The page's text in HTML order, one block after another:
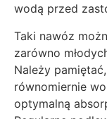
wodą przed
Taki nawóz
zarówno
Należy
równomiernie
optymalną